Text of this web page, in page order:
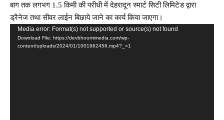
बाग तक लगभग 1.5 किमी की परीधी में देहरादून स्मार्ट सिटी लिमिटेड द्वारा
ड्रैनेज तथा सीवर लाईन बिछाये जाने का कार्य किया जाएगा।
Video
Player
Media error: Format(s) not supported or source(s) not found
Download File: https://devbhoomimedia.com/wp-
content/uploads/2024/01/1001962456.mp4?_=1